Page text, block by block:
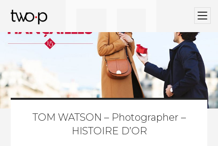
TOM WATSON – Photographer –
HISTOIRE D’OR